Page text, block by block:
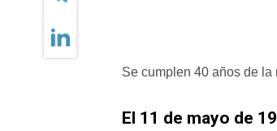
Se cumplen 40 años de la
El 11 de mayo de